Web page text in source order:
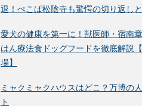
退！ぺこぱ松陰寺も驚愕の切り返し
愛犬の健康を第一に！獣医師・宿南
はん療法食ドッグフードを徹底解説
場】
ミャクミャクハウスはどこ？万博の
ト